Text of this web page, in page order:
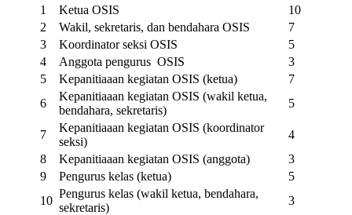
1
Ketua OSIS
10
2
Wakil, sekretaris, dan bendahara OSIS
7
3
Koordinator seksi OSIS
5
4
Anggota pengurus OSIS
3
5
Kepanitiaaan kegiatan OSIS (ketua)
7
6
Kepanitiaaan kegiatan OSIS (wakil ketua,
bendahara, sekretaris)
5
7
Kepanitiaaan kegiatan OSIS (koordinator
seksi)
4
8
Kepanitiaaan kegiatan OSIS (anggota)
3
9
Pengurus kelas (ketua)
5
10
Pengurus kelas (wakil ketua, bendahara,
sekretaris)
3